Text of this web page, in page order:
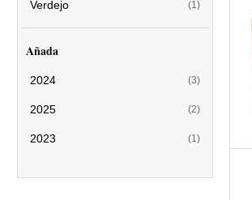
Verdejo (1)
Añada
2024 (3)
2025 (2)
2023 (1)